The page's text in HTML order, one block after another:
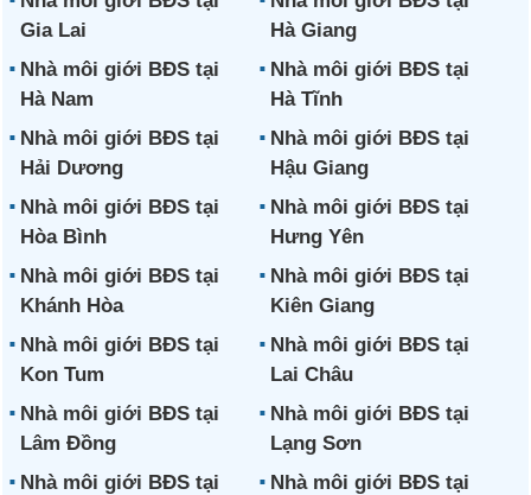
Gia Lai
Hà Giang
Nhà môi giới BĐS tại
Hà Nam
Nhà môi giới BĐS tại
Hà Tĩnh
Nhà môi giới BĐS tại
Hải Dương
Nhà môi giới BĐS tại
Hậu Giang
Nhà môi giới BĐS tại
Hòa Bình
Nhà môi giới BĐS tại
Hưng Yên
Nhà môi giới BĐS tại
Khánh Hòa
Nhà môi giới BĐS tại
Kiên Giang
Nhà môi giới BĐS tại
Kon Tum
Nhà môi giới BĐS tại
Lai Châu
Nhà môi giới BĐS tại
Lâm Đồng
Nhà môi giới BĐS tại
Lạng Sơn
Nhà môi giới BĐS tại
Nhà môi giới BĐS tại